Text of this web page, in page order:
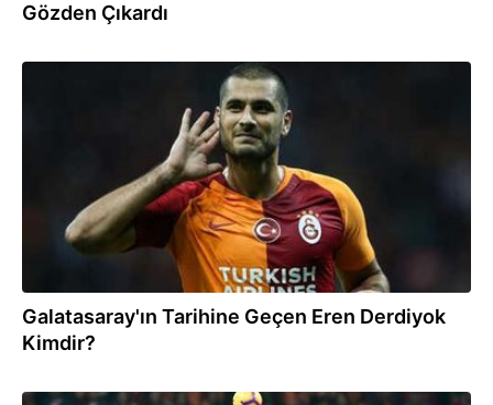
Gözden Çıkardı
Galatasaray'ın Tarihine Geçen Eren Derdiyok
Kimdir?